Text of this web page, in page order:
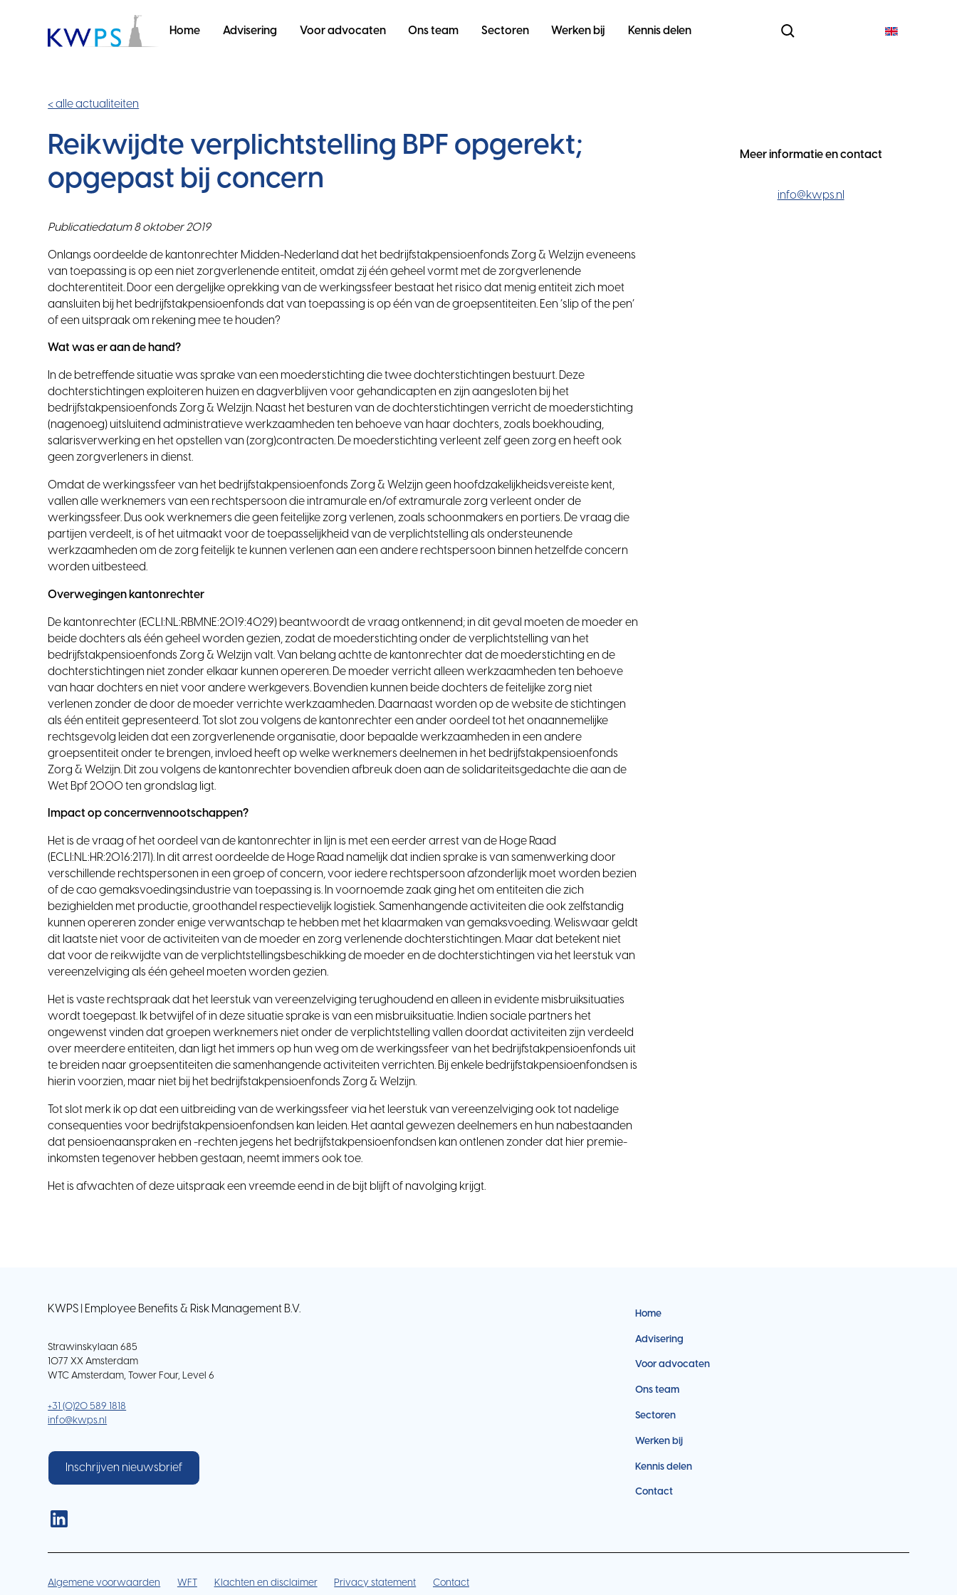
Home Advisering Voor advocaten Ons team Sectoren Werken bij Kennis delen
< alle actualiteiten
Reikwijdte verplichtstelling BPF opgerekt;
opgepast bij concern
Publicatiedatum 8 oktober 2019
Onlangs oordeelde de kantonrechter Midden-Nederland dat het bedrijfstakpensioenfonds Zorg & Welzijn eveneens
van toepassing is op een niet zorgverlenende entiteit, omdat zij één geheel vormt met de zorgverlenende
dochterentiteit. Door een dergelijke oprekking van de werkingssfeer bestaat het risico dat menig entiteit zich moet
aansluiten bij het bedrijfstakpensioenfonds dat van toepassing is op één van de groepsentiteiten. Een ‘slip of the pen’
of een uitspraak om rekening mee te houden?
Wat was er aan de hand?
In de betreffende situatie was sprake van een moederstichting die twee dochterstichtingen bestuurt. Deze
dochterstichtingen exploiteren huizen en dagverblijven voor gehandicapten en zijn aangesloten bij het
bedrijfstakpensioenfonds Zorg & Welzijn. Naast het besturen van de dochterstichtingen verricht de moederstichting
(nagenoeg) uitsluitend administratieve werkzaamheden ten behoeve van haar dochters, zoals boekhouding,
salarisverwerking en het opstellen van (zorg)contracten. De moederstichting verleent zelf geen zorg en heeft ook
geen zorgverleners in dienst.
Omdat de werkingssfeer van het bedrijfstakpensioenfonds Zorg & Welzijn geen hoofdzakelijkheidsvereiste kent,
vallen alle werknemers van een rechtspersoon die intramurale en/of extramurale zorg verleent onder de
werkingssfeer. Dus ook werknemers die geen feitelijke zorg verlenen, zoals schoonmakers en portiers. De vraag die
partijen verdeelt, is of het uitmaakt voor de toepasselijkheid van de verplichtstelling als ondersteunende
werkzaamheden om de zorg feitelijk te kunnen verlenen aan een andere rechtspersoon binnen hetzelfde concern
worden uitbesteed.
Overwegingen kantonrechter
De kantonrechter (ECLI:NL:RBMNE:2019:4029) beantwoordt de vraag ontkennend; in dit geval moeten de moeder en
beide dochters als één geheel worden gezien, zodat de moederstichting onder de verplichtstelling van het
bedrijfstakpensioenfonds Zorg & Welzijn valt. Van belang achtte de kantonrechter dat de moederstichting en de
dochterstichtingen niet zonder elkaar kunnen opereren. De moeder verricht alleen werkzaamheden ten behoeve
van haar dochters en niet voor andere werkgevers. Bovendien kunnen beide dochters de feitelijke zorg niet
verlenen zonder de door de moeder verrichte werkzaamheden. Daarnaast worden op de website de stichtingen
als één entiteit gepresenteerd. Tot slot zou volgens de kantonrechter een ander oordeel tot het onaannemelijke
rechtsgevolg leiden dat een zorgverlenende organisatie, door bepaalde werkzaamheden in een andere
groepsentiteit onder te brengen, invloed heeft op welke werknemers deelnemen in het bedrijfstakpensioenfonds
Zorg & Welzijn. Dit zou volgens de kantonrechter bovendien afbreuk doen aan de solidariteitsgedachte die aan de
Wet Bpf 2000 ten grondslag ligt.
Impact op concernvennootschappen?
Het is de vraag of het oordeel van de kantonrechter in lijn is met een eerder arrest van de Hoge Raad
(ECLI:NL:HR:2016:2171). In dit arrest oordeelde de Hoge Raad namelijk dat indien sprake is van samenwerking door
verschillende rechtspersonen in een groep of concern, voor iedere rechtspersoon afzonderlijk moet worden bezien
of de cao gemaksvoedingsindustrie van toepassing is. In voornoemde zaak ging het om entiteiten die zich
bezighielden met productie, groothandel respectievelijk logistiek. Samenhangende activiteiten die ook zelfstandig
kunnen opereren zonder enige verwantschap te hebben met het klaarmaken van gemaksvoeding. Weliswaar geldt
dit laatste niet voor de activiteiten van de moeder en zorg verlenende dochterstichtingen. Maar dat betekent niet
dat voor de reikwijdte van de verplichtstellingsbeschikking de moeder en de dochterstichtingen via het leerstuk van
vereenzelviging als één geheel moeten worden gezien.
Het is vaste rechtspraak dat het leerstuk van vereenzelviging terughoudend en alleen in evidente misbruiksituaties
wordt toegepast. Ik betwijfel of in deze situatie sprake is van een misbruiksituatie. Indien sociale partners het
ongewenst vinden dat groepen werknemers niet onder de verplichtstelling vallen doordat activiteiten zijn verdeeld
over meerdere entiteiten, dan ligt het immers op hun weg om de werkingssfeer van het bedrijfstakpensioenfonds uit
te breiden naar groepsentiteiten die samenhangende activiteiten verrichten. Bij enkele bedrijfstakpensioenfondsen is
hierin voorzien, maar niet bij het bedrijfstakpensioenfonds Zorg & Welzijn.
Tot slot merk ik op dat een uitbreiding van de werkingssfeer via het leerstuk van vereenzelviging ook tot nadelige
consequenties voor bedrijfstakpensioenfondsen kan leiden. Het aantal gewezen deelnemers en hun nabestaanden
dat pensioenaanspraken en -rechten jegens het bedrijfstakpensioenfondsen kan ontlenen zonder dat hier premie-
inkomsten tegenover hebben gestaan, neemt immers ook toe.
Het is afwachten of deze uitspraak een vreemde eend in de bijt blijft of navolging krijgt.
Meer informatie en contact
info@kwps.nl
KWPS | Employee Benefits & Risk Management B.V.
Strawinskylaan 685
1077 XX Amsterdam
WTC Amsterdam, Tower Four, Level 6
+31 (0)20 589 1818
info@kwps.nl
Inschrijven nieuwsbrief
Home
Advisering
Voor advocaten
Ons team
Sectoren
Werken bij
Kennis delen
Contact
Algemene voorwaarden WFT Klachten en disclaimer Privacy statement Contact